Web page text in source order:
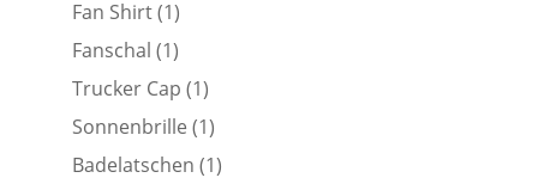
Fan Shirt 11
Produkt
Fanschal 11
Produkt
Trucker Cap 11
Produkt
Sonnenbrille 11
Produkt
Badelatschen 11